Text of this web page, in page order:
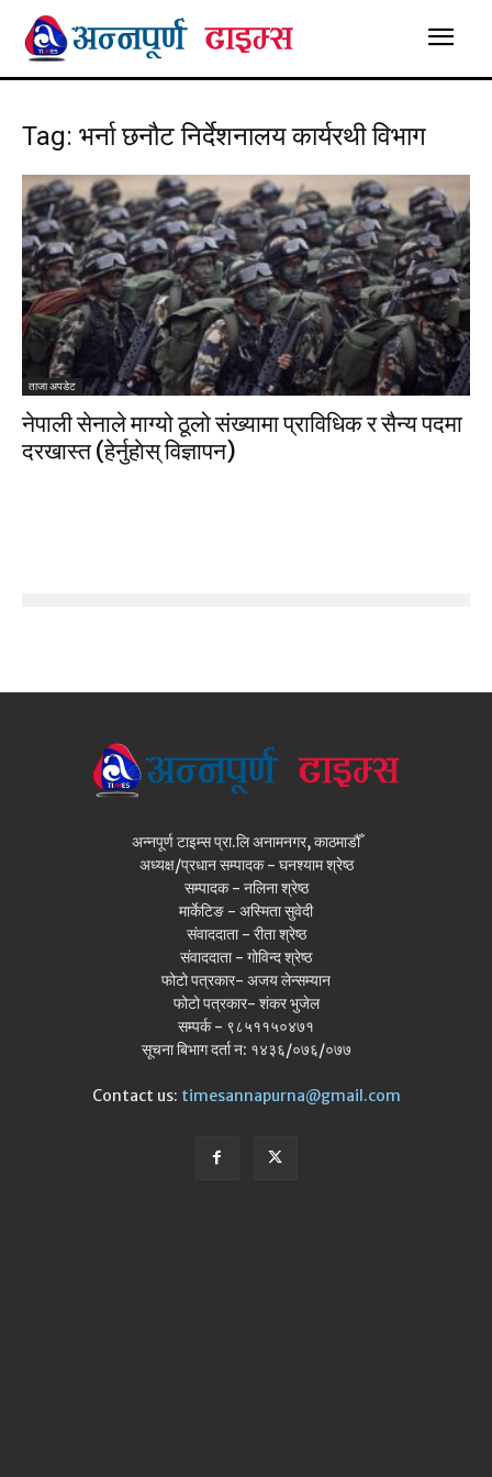
Tag: भर्ना छनौट निर्देशनालय कार्यरथी विभाग
ताजा अपडेट
नेपाली सेनाले माग्यो ठूलो संख्यामा प्राविधिक र सैन्य पदमा
दरखास्त (हेर्नुहाेस् विज्ञापन)
अन्नपूर्ण टाइम्स प्रा.लि अनामनगर, काठमाडौँ
अध्यक्ष/प्रधान सम्पादक - घनश्याम श्रेष्ठ
सम्पादक - नलिना श्रेष्ठ
मार्केटिङ - अस्मिता सुवेदी
संवाददाता - रीता श्रेष्ठ
संवाददाता - गोविन्द श्रेष्ठ
फोटो पत्रकार- अजय लेन्सम्यान
फोटो पत्रकार- शंकर भुजेल
सम्पर्क - ९८५११५०४७१
सूचना बिभाग दर्ता न: १४३६/०७६/०७७
Contact us: timesannapurna@gmail.com